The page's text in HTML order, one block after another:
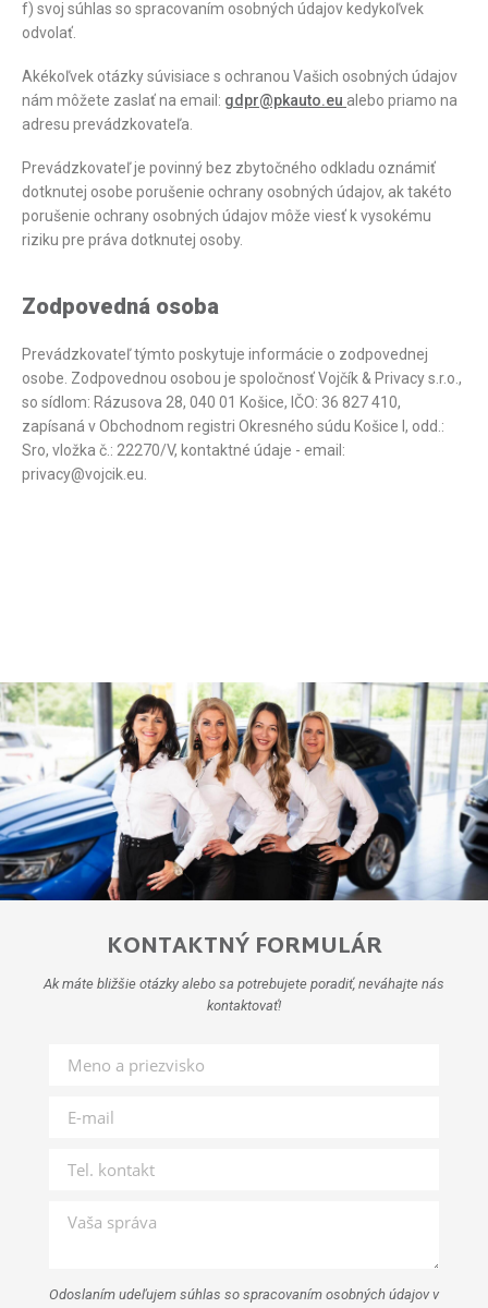
f) svoj súhlas so spracovaním osobných údajov kedykoľvek
odvolať.
Akékoľvek otázky súvisiace s ochranou Vašich osobných údajov
nám môžete zaslať na email: gdpr@pkauto.eu alebo priamo na
adresu prevádzkovateľa.
Prevádzkovateľ je povinný bez zbytočného odkladu oznámiť
dotknutej osobe porušenie ochrany osobných údajov, ak takéto
porušenie ochrany osobných údajov môže viesť k vysokému
riziku pre práva dotknutej osoby.
Zodpovedná osoba
Prevádzkovateľ týmto poskytuje informácie o zodpovednej
osobe. Zodpovednou osobou je spoločnosť Vojčík & Privacy s.r.o.,
so sídlom: Rázusova 28, 040 01 Košice, IČO: 36 827 410,
zapísaná v Obchodnom registri Okresného súdu Košice I, odd.:
Sro, vložka č.: 22270/V, kontaktné údaje - email:
privacy@vojcik.eu.
KONTAKTNÝ FORMULÁR
Ak máte bližšie otázky alebo sa potrebujete poradiť, neváhajte nás
kontaktovať!
Odoslaním udeľujem súhlas so spracovaním osobných údajov v